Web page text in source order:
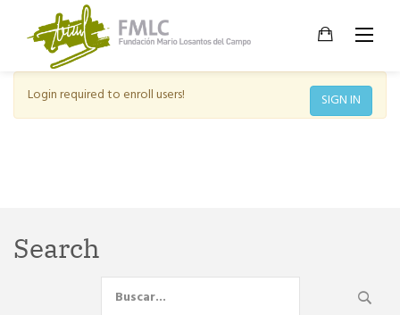
content
Login required to enroll users! SIGN IN
Search
for: